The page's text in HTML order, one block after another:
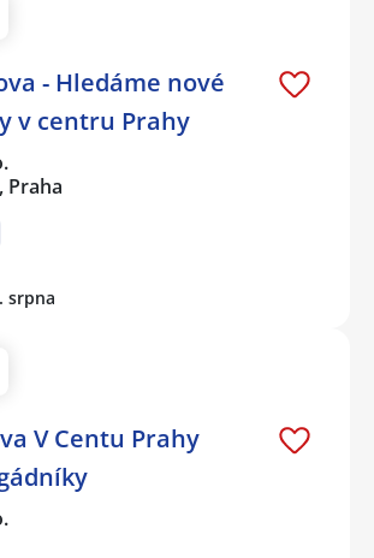
- Hledáme nové
v centru Prahy
Praha
srpna
V Centu Prahy